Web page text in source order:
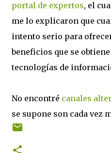
portal de expertos, el
me lo explicaron que
intento serio para
beneficios que se
tecnologías de
No encontré canales
se supone son cada vez